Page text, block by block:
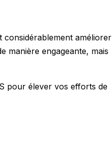
considérablement améliorer
manière engageante, mais
pour élever vos efforts de